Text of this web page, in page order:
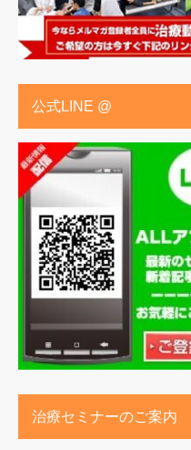
公式LINE @
治療セミナーのご案内